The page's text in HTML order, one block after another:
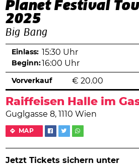
Planet Festival
2025
Big Bang
Raiffeisen Halle im
Guglgasse 8, 1110 Wien
MAP
Jetzt Tickets sichern unter
Einlass: 15:30 Uhr
Beginn: 16:00 Uhr
Vorverkauf € 20.00